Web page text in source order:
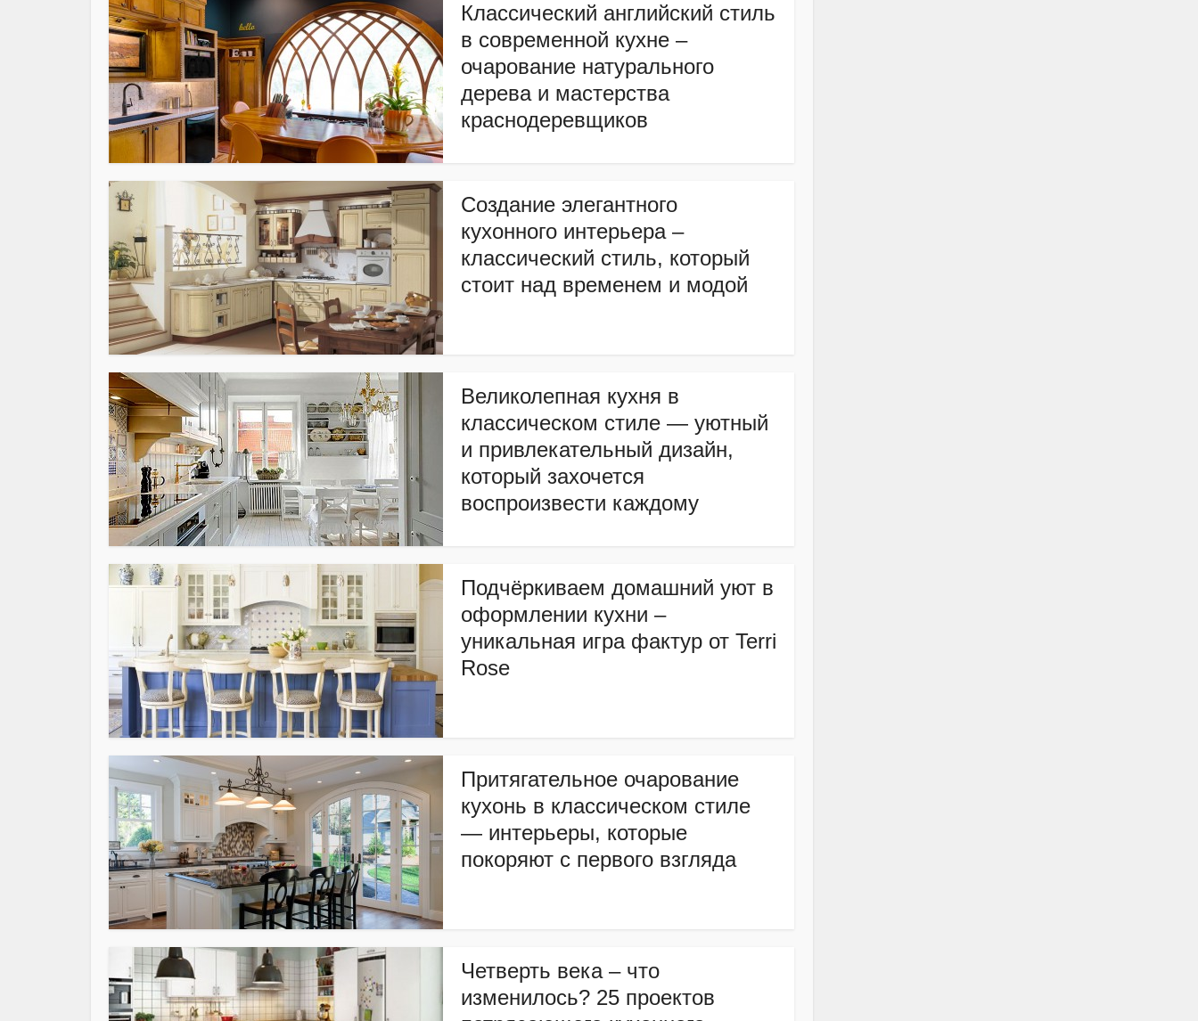
Классический английский стиль
в современной кухне –
очарование натурального
дерева и мастерства
краснодеревщиков
Создание элегантного
кухонного интерьера –
классический стиль, который
стоит над временем и модой
Великолепная кухня в
классическом стиле — уютный
и привлекательный дизайн,
который захочется
воспроизвести каждому
Подчёркиваем домашний уют в
оформлении кухни –
уникальная игра фактур от Terri
Rose
Притягательное очарование
кухонь в классическом стиле
— интерьеры, которые
покоряют с первого взгляда
Четверть века – что
изменилось? 25 проектов